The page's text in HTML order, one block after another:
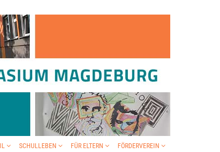
SCHULLEBEN FÜR ELTERN FÖRDERVEREIN